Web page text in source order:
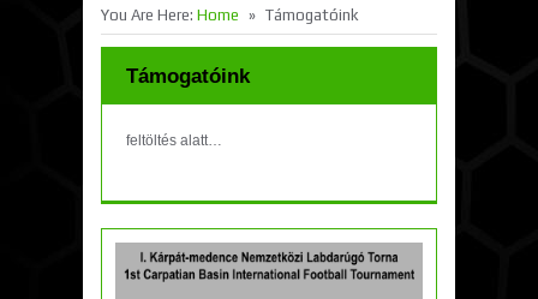
You Are Here: Home » Támogatóink
Támogatóink
feltöltés alatt…